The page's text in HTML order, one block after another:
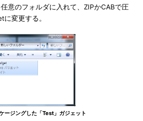
意のフォルダに入れて、ZIPかCABで圧
変更する。
ージングした「Test」ガジェット